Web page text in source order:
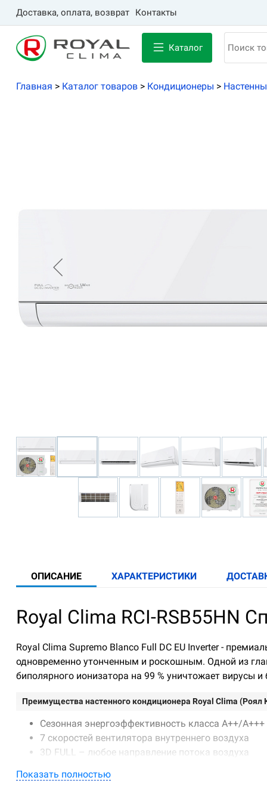
Доставка, оплата, возврат Контакты
Каталог
Главная > Каталог товаров > Кондиционеры >
ОПИСАНИЕ ХАРАКТЕРИСТИКИ
Royal Clima RCI-RSB55HN
Royal Clima Supremo Blanco Full DC EU Inverter -
одновременно утонченным и роскошным. Одной из
биполярного ионизатора на 99 % уничтожает вирусы и
Преимущества настенного кондиционера Royal Clima (Роял
Сезонная энергоэффективность класса А++/A+++
7 скоростей вентилятора внутреннего воздуха
3D FULL – любое направление потока воздуха
Функция мягкого обдува
Показать полностью